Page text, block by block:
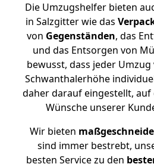
Die Umzugshelfer bieten
in Salzgitter wie das
von Gegenständen, das
und das Entsorgen von
bewusst, dass jeder
Schwanthalerhöhe
daher darauf eingestellt,
Wünsche unserer
Wir bieten
sind immer bestrebt,
besten Service zu den